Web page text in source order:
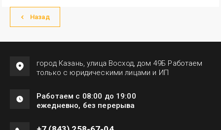
Назад
город Казань, улица Восход, дом 49Б Работаем
только с юридическими лицами и ИП
Работаем с 08:00 до 19:00
ежедневно, без перерыва